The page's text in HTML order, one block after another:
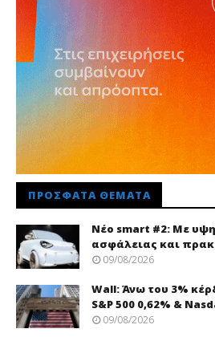
ΠΡΌΣΦΑΤΑ ΘΈΜΑΤΑ
Νέo smart #2: Με
ασφάλειας και
09/08/2026
Wall: Άνω του 3%
S&P 500 0,62% &
09/08/2026